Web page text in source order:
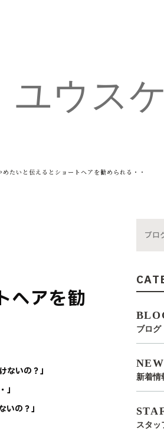
ウスケ
めたいと伝えるとショートヘアを勧められる・・
ヘアを勧
ないの？」
の？」
ブログ
新着情
スタッ